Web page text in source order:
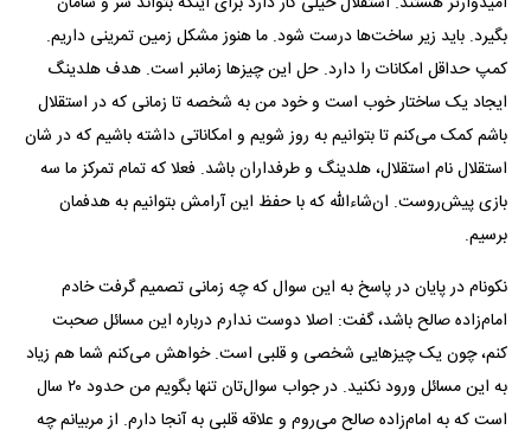
بگیرد. باید زیر ساخت‌ها درست شود. ما هنوز مشکل زمین تمرینی داریم.
کمپ حداقل امکانات را دارد. حل این چیز‌ها زمانبر است. هدف هلدینگ
ایجاد یک ساختار خوب است و خود من به شخصه تا زمانی که در استقلال
باشم کمک می‌کنم تا بتوانیم به روز شویم و امکاناتی داشته باشیم که در شان
استقلال نام استقلال، هلدینگ و طرفداران باشد. فعلا که تمام تمرکز ما سه
بازی پیش‌روست. ان‌شاءالله که با حفظ این آرامش بتوانیم به هدفمان
برسیم.
نکونام در پایان در پاسخ به این سوال که چه زمانی تصمیم گرفت خادم
امام‌زاده صالح باشد، گفت: اصلا دوست ندارم درباره این مسائل صحبت
کنم، چون یک چیز‌هایی شخصی و قلبی است. خواهش می‌کنم شما هم زیاد
به این مسائل ورود نکنید. در جواب سوال‌تان تنها بگویم من حدود ۲۰ سال
است که به امام‌زاده صالح می‌روم و علاقه قلبی به آنجا دارم. از مربیانم چه